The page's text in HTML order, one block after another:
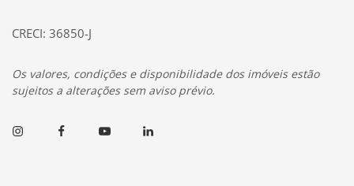
CRECI: 36850-J
Os valores, condições e disponibilidade dos imóveis estão
sujeitos a alterações sem aviso prévio.
InstagramFacebookYoutubeLinkedin